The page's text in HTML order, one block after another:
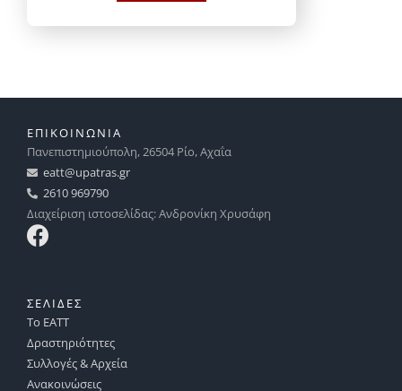
ΕΠΙΚΟΙΝΩΝΙΑ
Πανεπιστημιούπολη, 26504 Ρίο, Αχαΐα
eatt@upatras.gr
2610 969790
Διαχείριση ιστοσελίδας: Ανδρονίκη Χρυσάφη
ΣΕΛΙΔΕΣ
Το ΕΑΤΤ
Δραστηριότητες
Συλλογές & Αρχεία
Ανακοινώσεις